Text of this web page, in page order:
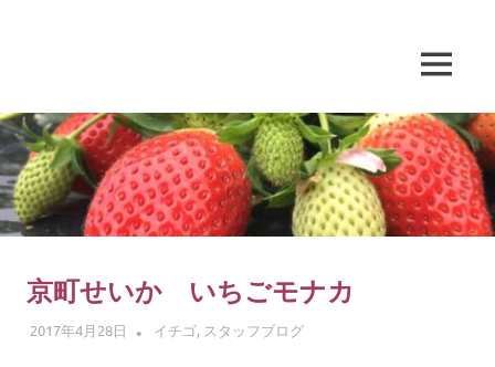
味
し
い
イ
チ
ゴ
み
体
験
MENU
京町せいか いちごモナカ
2017年4月28日 ADMIN
イチゴ, スタッフブログ